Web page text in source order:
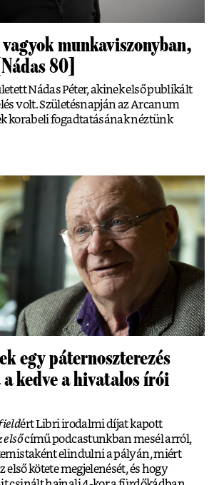
munkaviszonyban,
80]
Nádas Péter, akinek első publikált
volt. Születésnapján az Arcanum
korabeli fogadtatásának néztünk
egy páternoszterezés
kedve a hivatalos írói
ért Libri irodalmi díjat kapott
elsőcímű podcastunkban mesél arról,
elindulni a pályán, miért
első kötete megjelenését, és hogy